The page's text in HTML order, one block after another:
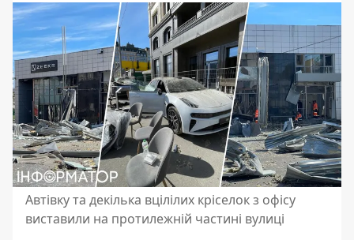
Автівку та декілька вцілілих кріселок з офісу
виставили на протилежній частині вулиці